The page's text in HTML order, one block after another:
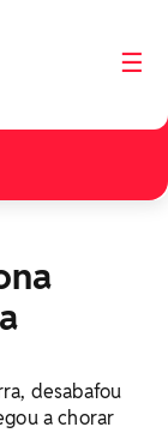
☰
desabafou
a chorar